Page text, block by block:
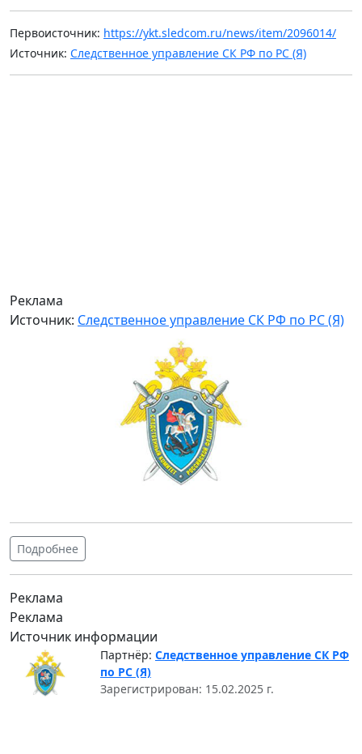
Первоисточник: https://ykt.sledcom.ru/news/item/2096014/
Источник: Следственное управление СК РФ по РС (Я)
Реклама
Источник: Следственное управление СК РФ по РС (Я)
Подробнее
Реклама
Реклама
Источник информации
Партнёр: Следственное управление СК РФ
по РС (Я)
Зарегистрирован: 15.02.2025 г.